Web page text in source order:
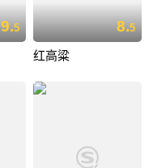
9.5 8.5
红高粱